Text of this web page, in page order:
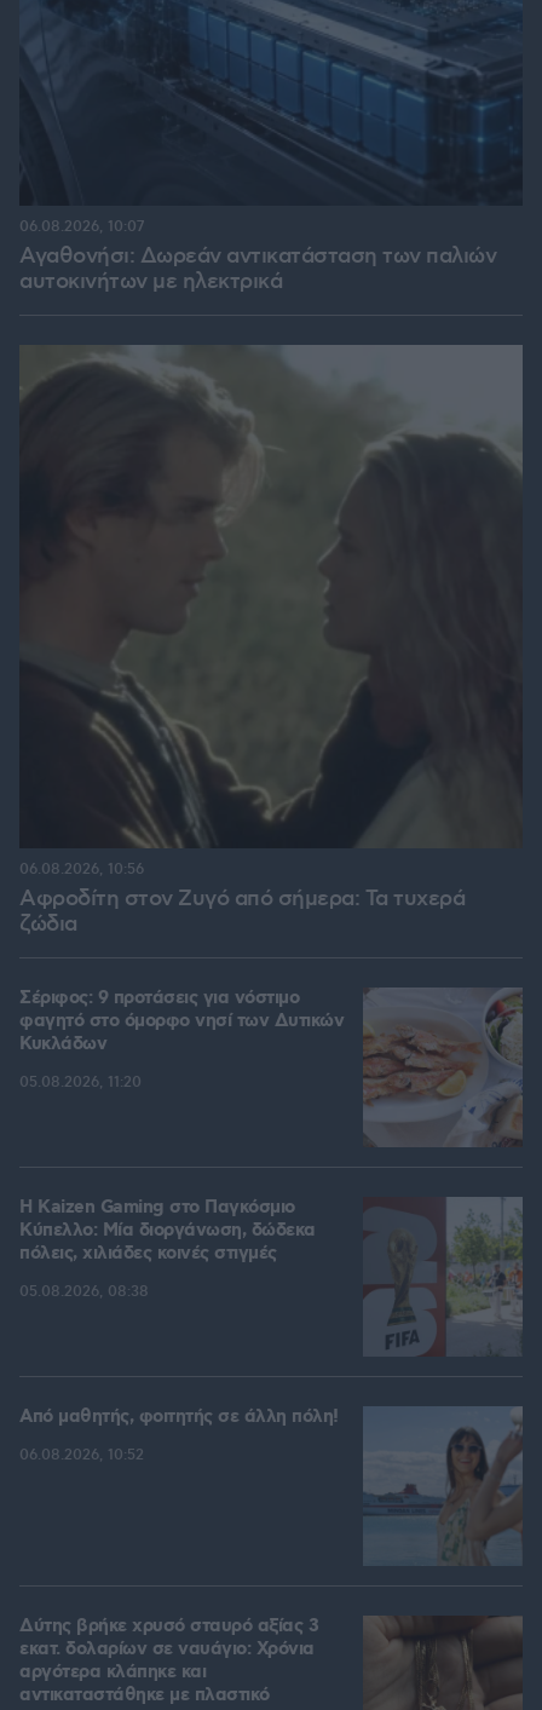
Αγαθονήσι: Δωρεάν αντικατάσταση των παλιών
αυτοκινήτων με ηλεκτρικά
06.08.2026, 10:07
Αφροδίτη στον Ζυγό από σήμερα: Τα τυχερά
ζώδια
06.08.2026, 10:56
Σέριφος: 9 προτάσεις για νόστιμο
φαγητό στο όμορφο νησί των Δυτικών
Κυκλάδων
05.08.2026, 11:20
H Kaizen Gaming στο Παγκόσμιο
Kύπελλο: Μία διοργάνωση, δώδεκα
πόλεις, χιλιάδες κοινές στιγμές
05.08.2026, 08:38
Από μαθητής, φοιτητής σε άλλη πόλη!
06.08.2026, 10:52
Δύτης βρήκε χρυσό σταυρό αξίας 3
εκατ. δολαρίων σε ναυάγιο: Χρόνια
αργότερα κλάπηκε και
αντικαταστάθηκε με πλαστικό